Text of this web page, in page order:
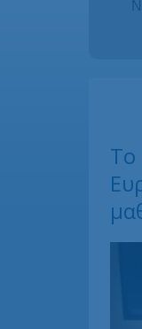
Το